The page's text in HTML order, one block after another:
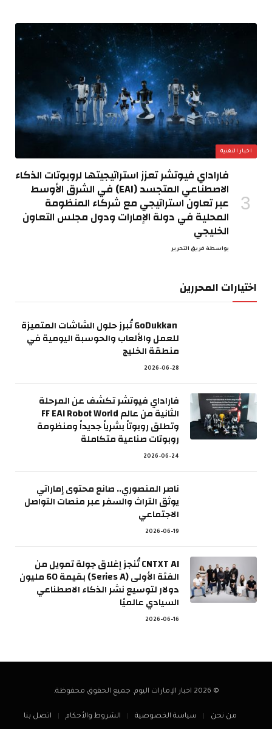
اخبار التقنية
فاراداي فيوتشر تعزز استراتيجيتها لروبوتات الذكاء
الاصطناعي المتجسد (EAI) في الشرق الأوسط
عبر تعاون استراتيجي مع شركاء المنظومة
المحلية في دولة الإمارات ودول مجلس التعاون
الخليجي
بواسطة فريق التحرير
اختيارات المحررين
GoDukkan تُبرز حلول الشاشات المتميزة
للعمل والألعاب والحوسبة اليومية في
منطقة الخليج
2026-06-28
فاراداي فيوتشر تكشف عن المرحلة
الثانية من عالم FF EAI Robot World
وتطلق روبوتاً بشرياً جديداً ومنظومة
روبوتات صناعية متكاملة
2026-06-24
ناصر المنصوري.. صانع محتوى إماراتي
يوثق التراث والسفر عبر منصات التواصل
الاجتماعي
2026-06-19
CNTXT AI تُنجز إغلاق جولة تمويل من
الفئة الأولى (Series A) بقيمة 60 مليون
دولار لتوسيع نشر الذكاء الاصطناعي
السيادي عالميًا
2026-06-16
© 2026 اخبار الإمارات اليوم. جميع الحقوق محفوظة.
من نحن سياسة الخصوصية الشروط والأحكام اتصل بنا